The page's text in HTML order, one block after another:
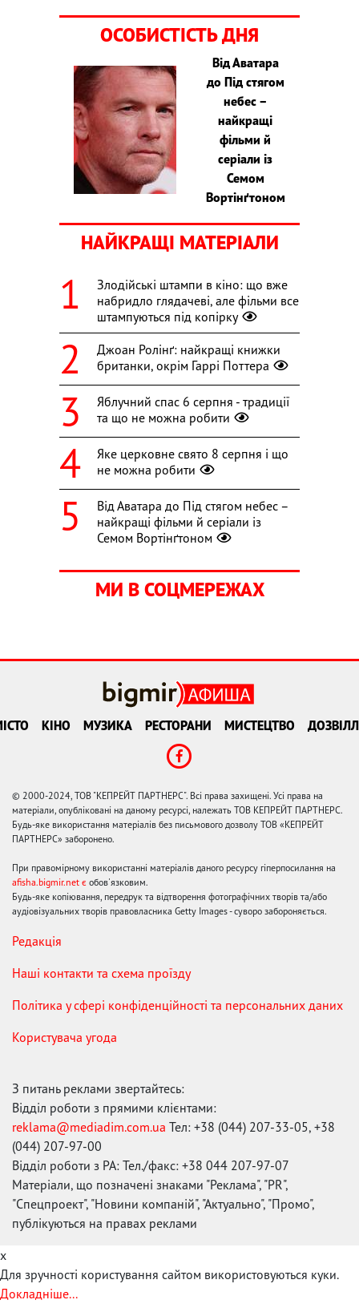
ОСОБИСТІСТЬ ДНЯ
Від Аватара
до Під стягом
небес –
найкращі
фільми й
серіали із
Семом
Вортінґтоном
НАЙКРАЩІ МАТЕРІАЛИ
Злодійські штампи в кіно: що вже
набридло глядачеві, але фільми все
штампуються під копірку
Джоан Ролінґ: найкращі книжки
британки, окрім Гаррі Поттера
Яблучний спас 6 серпня - традиції
та що не можна робити
Яке церковне свято 8 серпня і що
не можна робити
Від Аватара до Під стягом небес –
найкращі фільми й серіали із
Семом Вортінґтоном
МИ В СОЦМЕРЕЖАХ
КІНО МУЗИКА РЕСТОРАНИ МИСТЕЦТВО
© 2000-2024, ТОВ "КЕПРЕЙТ ПАРТНЕРС". Всі права захищені. Усі права на
матеріали, опубліковані на даному ресурсі, належать ТОВ КЕПРЕЙТ ПАРТНЕРС.
Будь-яке використання матеріалів без письмового дозволу ТОВ «КЕПРЕЙТ
ПАРТНЕРС» заборонено.
При правомірному використанні матеріалів даного ресурсу гіперпосилання на
afisha.bigmir.net є обов'язковим.
Будь-яке копіювання, передрук та відтворення фотографічних творів та/або
аудіовізуальних творів правовласника Getty Images - суворо забороняється.
Редакція
Наші контакти та схема проїзду
Політика у сфері конфіденційності та персональних даних
Користувача угода
З питань реклами звертайтесь:
Відділ роботи з прямими клієнтами:
reklama@mediadim.com.ua Тел: +38 (044) 207-33-05, +38
(044) 207-97-00
Відділ роботи з РА: Тел./факс: +38 044 207-97-07
Матеріали, що позначені знаками "Реклама", "PR",
"Спецпроект", "Новини компаній", "Актуально", "Промо",
публікуються на правах реклами
x
Для зручності користування сайтом використовуються куки.
Докладніше...